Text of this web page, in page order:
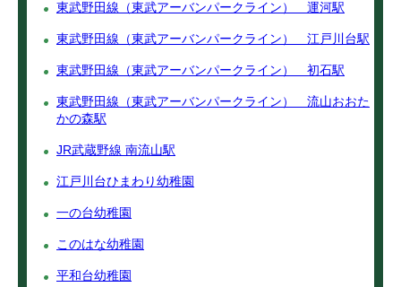
東武野田線（東武アーバンパークライン） 運河駅
東武野田線（東武アーバンパークライン） 江戸川台駅
東武野田線（東武アーバンパークライン） 初石駅
東武野田線（東武アーバンパークライン） 流山おおた
かの森駅
JR武蔵野線 南流山駅
江戸川台ひまわり幼稚園
一の台幼稚園
このはな幼稚園
平和台幼稚園